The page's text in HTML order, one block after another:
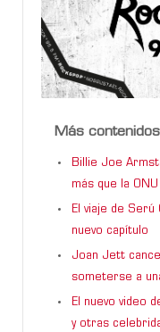
Más contenidos
Billie Joe
más que la
El viaje de Serú
nuevo capítulo
Joan Jett
someterse a
El nuevo video
y otras